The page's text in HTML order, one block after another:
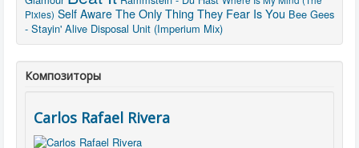
Pixies) Self Aware The Only Thing They Fear Is You Bee Gees
- Stayin' Alive Disposal Unit (Imperium Mix)
Композиторы
Carlos Rafael Rivera